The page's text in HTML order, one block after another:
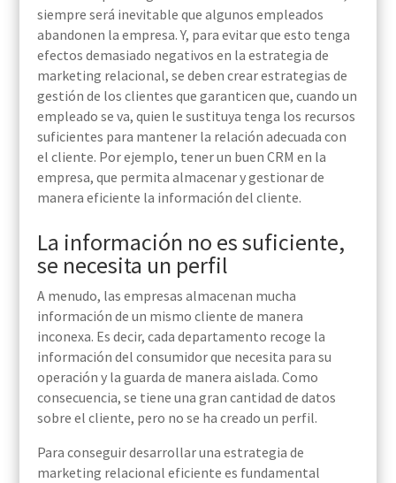
siempre será inevitable que algunos empleados
abandonen la empresa. Y, para evitar que esto tenga
efectos demasiado negativos en la estrategia de
marketing relacional, se deben crear estrategias de
gestión de los clientes que garanticen que, cuando un
empleado se va, quien le sustituya tenga los recursos
suficientes para mantener la relación adecuada con
el cliente. Por ejemplo, tener un buen CRM en la
empresa, que permita almacenar y gestionar de
manera eficiente la información del cliente.
La información no es suficiente,
se necesita un perfil
A menudo, las empresas almacenan mucha
información de un mismo cliente de manera
inconexa. Es decir, cada departamento recoge la
información del consumidorque necesita para su
operación y la guarda de manera aislada. Como
consecuencia, se tiene una gran cantidad de datos
sobre el cliente, pero no se ha creado un perfil.
Para conseguir desarrollar una estrategia de
marketing relacional eficiente es fundamental